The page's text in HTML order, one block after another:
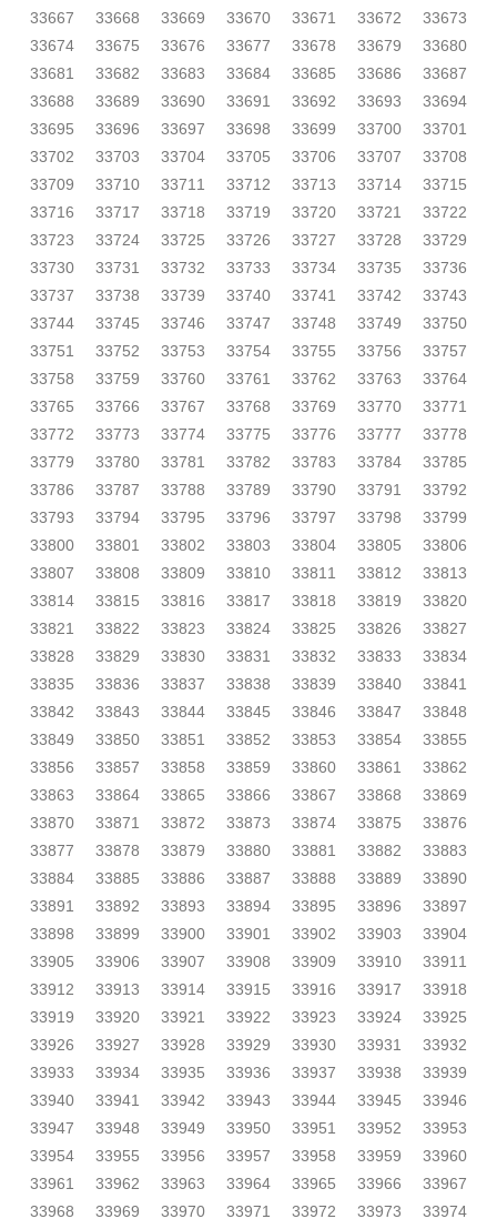
33667
33668 33669 33670 33671 33672
33673
33674
33675 33676 33677 33678 33679
33680
33681
33682 33683 33684 33685 33686
33687
33688
33689 33690 33691 33692 33693
33694
33695
33696 33697 33698 33699 33700
33701
33702
33703 33704 33705 33706 33707
33708
33709
33710 33711 33712 33713 33714
33715
33716
33717 33718 33719 33720 33721
33722
33723
33724 33725 33726 33727 33728
33729
33730
33731 33732 33733 33734 33735
33736
33737
33738 33739 33740 33741 33742
33743
33744
33745 33746 33747 33748 33749
33750
33751
33752 33753 33754 33755 33756
33757
33758
33759 33760 33761 33762 33763
33764
33765
33766 33767 33768 33769 33770
33771
33772
33773 33774 33775 33776 33777
33778
33779
33780 33781 33782 33783 33784
33785
33786
33787 33788 33789 33790 33791
33792
33793
33794 33795 33796 33797 33798
33799
33800
33801 33802 33803 33804 33805
33806
33807
33808 33809 33810 33811 33812
33813
33814
33815 33816 33817 33818 33819
33820
33821
33822 33823 33824 33825 33826
33827
33828
33829 33830 33831 33832 33833
33834
33835
33836 33837 33838 33839 33840
33841
33842
33843 33844 33845 33846 33847
33848
33849
33850 33851 33852 33853 33854
33855
33856
33857 33858 33859 33860 33861
33862
33863
33864 33865 33866 33867 33868
33869
33870
33871 33872 33873 33874 33875
33876
33877
33878 33879 33880 33881 33882
33883
33884
33885 33886 33887 33888 33889
33890
33891
33892 33893 33894 33895 33896
33897
33898
33899 33900 33901 33902 33903
33904
33905
33906 33907 33908 33909 33910
33911
33912
33913 33914 33915 33916 33917
33918
33919
33920 33921 33922 33923 33924
33925
33926
33927 33928 33929 33930 33931
33932
33933
33934 33935 33936 33937 33938
33939
33940
33941 33942 33943 33944 33945
33946
33947
33948 33949 33950 33951 33952
33953
33954
33955 33956 33957 33958 33959
33960
33961
33962 33963 33964 33965 33966
33967
33968
33969 33970 33971 33972 33973
33974